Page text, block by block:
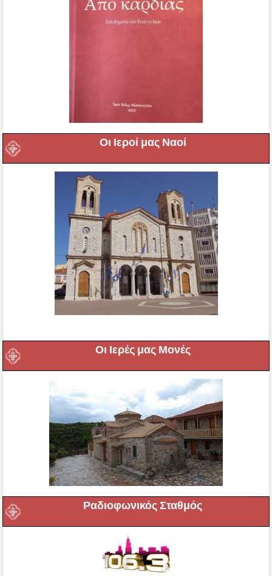
Οι Ιεροί μας Ναοί
Οι Ιερές μας Μονές
Ραδιοφωνικός Σταθμός